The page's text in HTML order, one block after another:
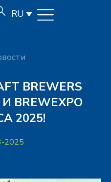
RU
BREWERS
И BREWEXPO
2025!
2025